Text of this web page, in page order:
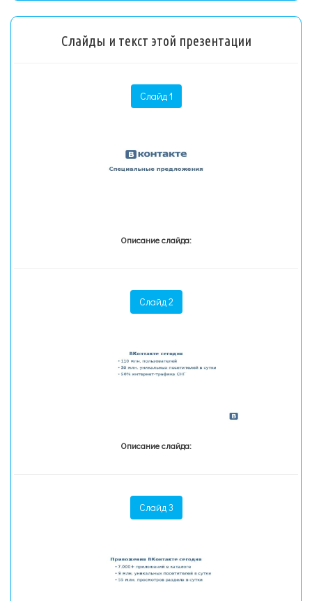
Слайды и текст этой презентации
Слайд 1
Описание слайда:
Слайд 2
Описание слайда:
Слайд 3